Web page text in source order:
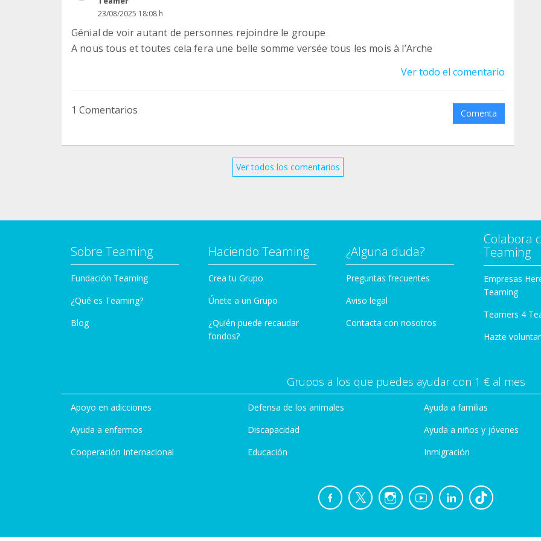
23/08/2025 18:08 h
Génial de voir autant de personnes rejoindre le groupe
A nous tous et toutes cela fera une belle somme versée tous les mois à l’Arche
Ver todo el comentario
1 Comentarios Comenta
Ver todos los comentarios
Sobre Teaming
Fundación Teaming
¿Qué es Teaming?
Blog
Haciendo Teaming
Crea tu Grupo
Únete a un Grupo
¿Quién puede recaudar
fondos?
¿Alguna duda?
Preguntas frecuentes
Aviso legal
Contacta con nosotros
Colabora
Teaming
Empresas
Teaming
Teamers 4
Hazte
Grupos a los que puedes ayudar con 1 € al mes
Apoyo en adicciones
Ayuda a enfermos
Cooperación Internacional
Defensa de los animales
Discapacidad
Educación
Ayuda a familias
Ayuda a niños y jóvenes
Inmigración